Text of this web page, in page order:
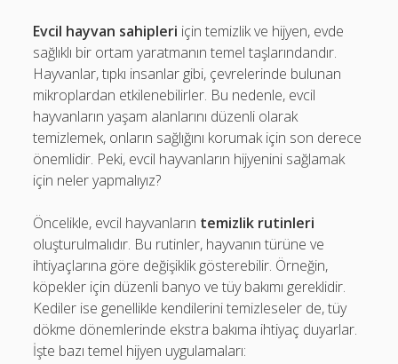
Evcil hayvan sahipleri için temizlik ve hijyen, evde
sağlıklı bir ortam yaratmanın temel taşlarındandır.
Hayvanlar, tıpkı insanlar gibi, çevrelerinde bulunan
mikroplardan etkilenebilirler. Bu nedenle, evcil
hayvanların yaşam alanlarını düzenli olarak
temizlemek, onların sağlığını korumak için son derece
önemlidir. Peki, evcil hayvanların hijyenini sağlamak
için neler yapmalıyız?
Öncelikle, evcil hayvanların temizlik rutinleri
oluşturulmalıdır. Bu rutinler, hayvanın türüne ve
ihtiyaçlarına göre değişiklik gösterebilir. Örneğin,
köpekler için düzenli banyo ve tüy bakımı gereklidir.
Kediler ise genellikle kendilerini temizleseler de, tüy
dökme dönemlerinde ekstra bakıma ihtiyaç duyarlar.
İşte bazı temel hijyen uygulamaları: